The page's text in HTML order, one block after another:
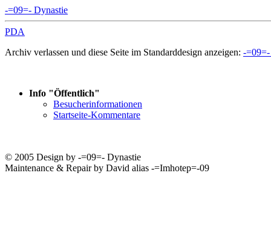
-=09=- Dynastie
PDA
Archiv verlassen und diese Seite im Standarddesign anzeigen: -
Info "Öffentlich"
Besucherinformationen
Startseite-Kommentare
© 2005 Design by -=09=- Dynastie
Maintenance & Repair by David alias -=Imhotep=-09